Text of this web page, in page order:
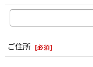
ご住所 [必須]